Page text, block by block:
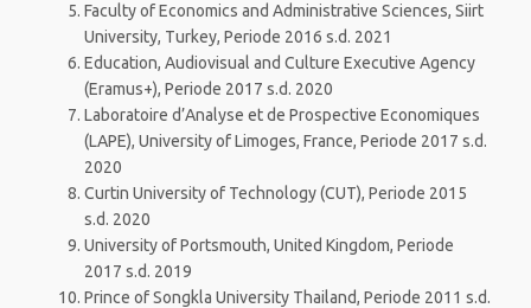
Faculty of Economics and Administrative Sciences, Siirt
University, Turkey, Periode 2016 s.d. 2021
Education, Audiovisual and Culture Executive Agency
(Eramus+), Periode 2017 s.d. 2020
Laboratoire d’Analyse et de Prospective Economiques
(LAPE), University of Limoges, France, Periode 2017 s.d.
2020
Curtin University of Technology (CUT), Periode 2015
s.d. 2020
University of Portsmouth, United Kingdom, Periode
2017 s.d. 2019
Prince of Songkla University Thailand, Periode 2011 s.d.